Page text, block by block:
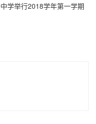
学举行2018学年第一学期